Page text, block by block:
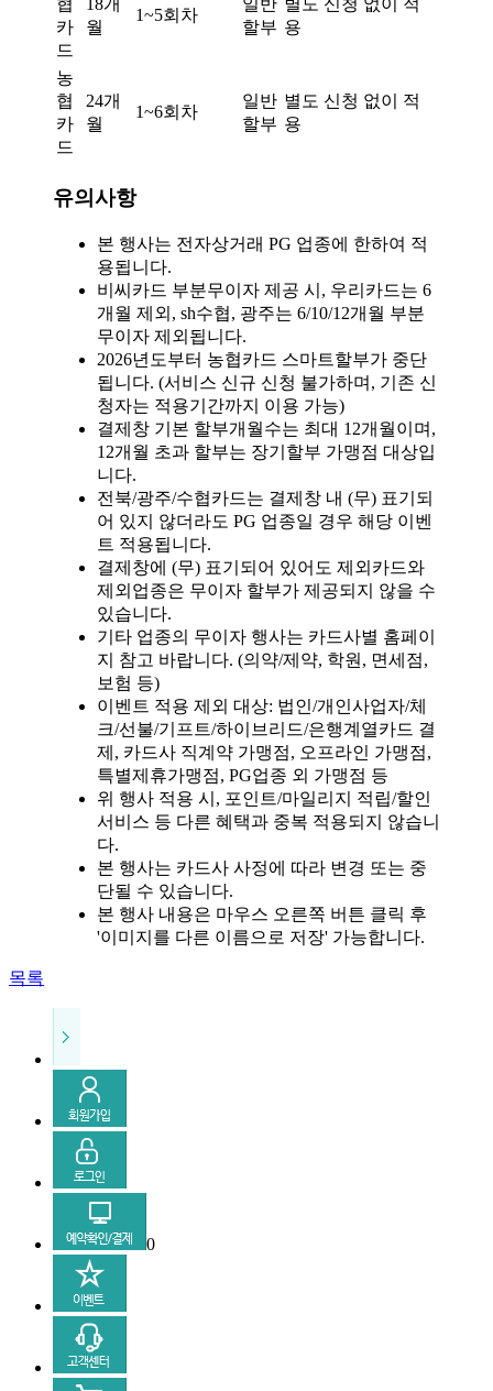
협
카
드
18개
월
1~5회차
일반
할부
별도 신청 없이 적
용
농
협
카
드
24개
월
1~6회차
일반
할부
별도 신청 없이 적
용
유의사항
본 행사는 전자상거래 PG 업종에 한하여 적
용됩니다.
비씨카드 부분무이자 제공 시, 우리카드는 6
개월 제외, sh수협, 광주는 6/10/12개월 부분
무이자 제외됩니다.
2026년도부터 농협카드 스마트할부가 중단
됩니다. (서비스 신규 신청 불가하며, 기존 신
청자는 적용기간까지 이용 가능)
결제창 기본 할부개월수는 최대 12개월이며,
12개월 초과 할부는 장기할부 가맹점 대상입
니다.
전북/광주/수협카드는 결제창 내 (무) 표기되
어 있지 않더라도 PG 업종일 경우 해당 이벤
트 적용됩니다.
결제창에 (무) 표기되어 있어도 제외카드와
제외업종은 무이자 할부가 제공되지 않을 수
있습니다.
기타 업종의 무이자 행사는 카드사별 홈페이
지 참고 바랍니다. (의약/제약, 학원, 면세점,
보험 등)
이벤트 적용 제외 대상: 법인/개인사업자/체
크/선불/기프트/하이브리드/은행계열카드 결
제, 카드사 직계약 가맹점, 오프라인 가맹점,
특별제휴가맹점, PG업종 외 가맹점 등
위 행사 적용 시, 포인트/마일리지 적립/할인
서비스 등 다른 혜택과 중복 적용되지 않습니
다.
본 행사는 카드사 사정에 따라 변경 또는 중
단될 수 있습니다.
본 행사 내용은 마우스 오른쪽 버튼 클릭 후
'이미지를 다른 이름으로 저장' 가능합니다.
목록
0